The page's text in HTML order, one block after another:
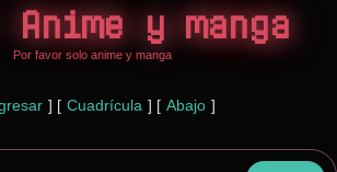
y manga
Por favor solo anime y manga
] [ Cuadrícula ] [ Abajo ]